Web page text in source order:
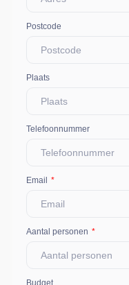
Postcode
Plaats
Telefoonnummer
Email
Aantal personen